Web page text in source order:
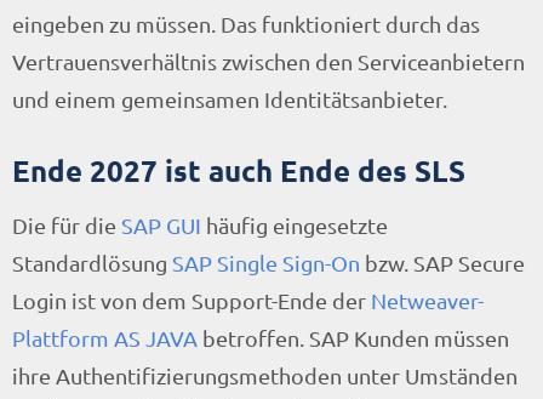
eingeben zu müssen. Das funktioniert durch das
Vertrauensverhältnis zwischen den Serviceanbietern
und einem gemeinsamen Identitätsanbieter.
Ende 2027 ist auch Ende des SLS
Die für die SAP GUI häufig eingesetzte
Standardlösung SAP Single Sign-On bzw. SAP Secure
Login ist von dem Support-Ende der Netweaver-
Plattform AS JAVA betroffen. SAP Kunden müssen
ihre Authentifizierungsmethoden unter Umständen